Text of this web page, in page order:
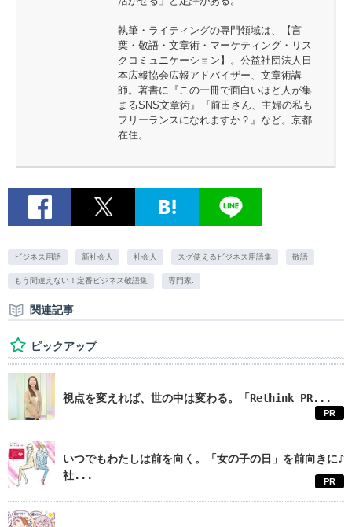
執筆・ライティングの専門領域は、【言
葉・敬語・文章術・マーケティング・リス
クコミュニケーション】。公益社団法人日
本広報協会広報アドバイザー、文章術講
師。著書に『この一冊で面白いほど人が集
まるSNS文章術』『前田さん、主婦の私も
フリーランスになれますか？』など。京都
在住。
ビジネス用語 新社会人 社会人 スグ使えるビジネス用語集 敬語
もう間違えない！定番ビジネス敬語集 専門家.
関連記事
ピックアップ
視点を変えれば、世の中は変わる。「Rethink PR...
PR
いつでもわたしは前を向く。「女の子の日」を前向きに♪
社...
PR